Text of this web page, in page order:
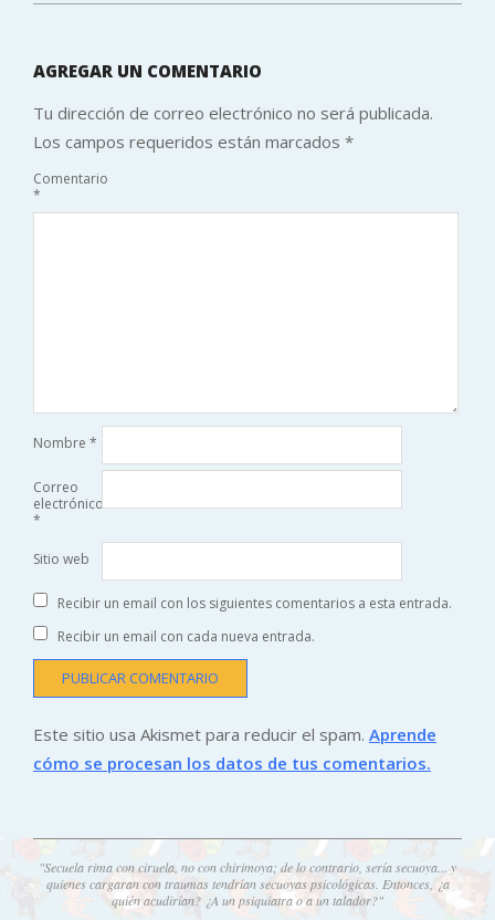
AGREGAR UN COMENTARIO
Tu dirección de correo electrónico no será publicada.
Los campos requeridos están marcados *
Comentario
*
Nombre *
Correo
electrónico
*
Sitio web
Recibir un email con los siguientes comentarios a esta entrada.
Recibir un email con cada nueva entrada.
Este sitio usa Akismet para reducir el spam. Aprende
cómo se procesan los datos de tus comentarios.
"Secuela rima con ciruela, no con chirimoya; de lo contrario, sería secuoya... y
quienes cargaran con traumas tendrían secuoyas psicológicas. Entonces, ¿a
quién acudirían? ¿A un psiquiatra o a un talador?"